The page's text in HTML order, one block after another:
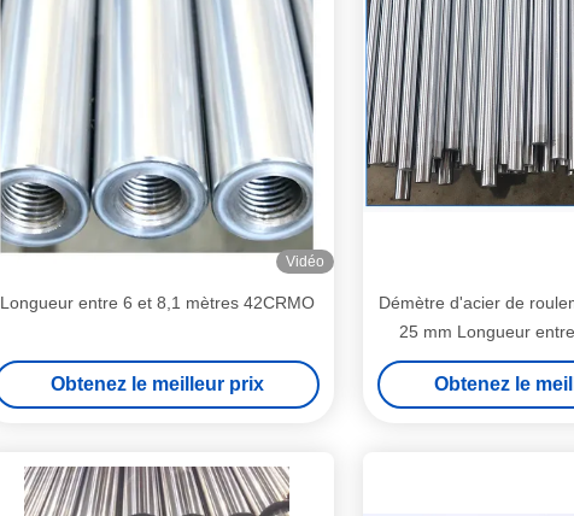
Vidéo
Longueur entre 6 et 8,1 mètres 42CRMO
Obtenez le meilleur prix
Démètre d'acier de
25 mm Longueur
Entre 25 et 30
Obtenez le